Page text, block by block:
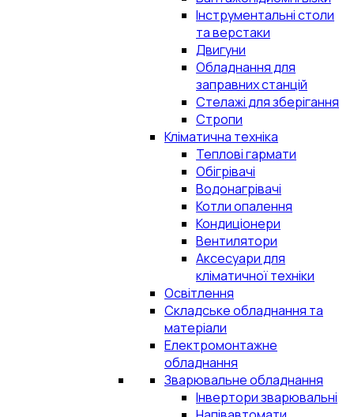
Інструментальні столи
та верстаки
Двигуни
Обладнання для
заправних станцій
Стелажі для зберігання
Стропи
Кліматична техніка
Теплові гармати
Обігрівачі
Водонагрівачі
Котли опалення
Кондиціонери
Вентилятори
Аксесуари для
кліматичної техніки
Освітлення
Складське обладнання та
матеріали
Електромонтажне
обладнання
Зварювальне обладнання
Інвертори зварювальні